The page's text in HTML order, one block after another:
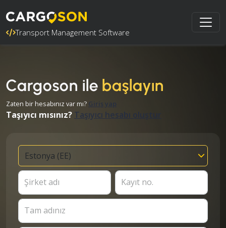
Transport Management Software
Cargoson ile başlayın
Zaten bir hesabınız var mı? Giriş yap
Taşıyıcı mısınız? Taşıyıcı hesabı oluştur
Şirket adı Kayıt no.
Tam adınız